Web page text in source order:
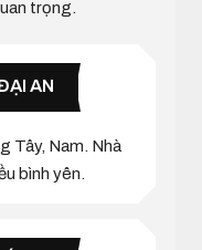
trọng.
AN
Tây, Nam. Nhà
bình yên.